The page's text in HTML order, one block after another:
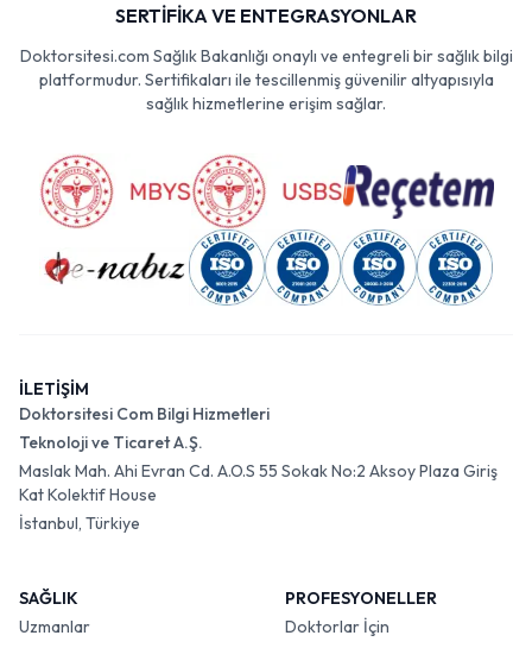
SERTİFİKA VE ENTEGRASYONLAR
Doktorsitesi.com Sağlık Bakanlığı onaylı ve entegreli bir sağlık bilgi
platformudur. Sertifikaları ile tescillenmiş güvenilir altyapısıyla
sağlık hizmetlerine erişim sağlar.
İLETİŞİM
Doktorsitesi Com Bilgi Hizmetleri
Teknoloji ve Ticaret A.Ş.
Maslak Mah. Ahi Evran Cd. A.O.S 55 Sokak No:2 Aksoy Plaza Giriş
Kat Kolektif House
İstanbul, Türkiye
SAĞLIK
Uzmanlar
PROFESYONELLER
Doktorlar İçin